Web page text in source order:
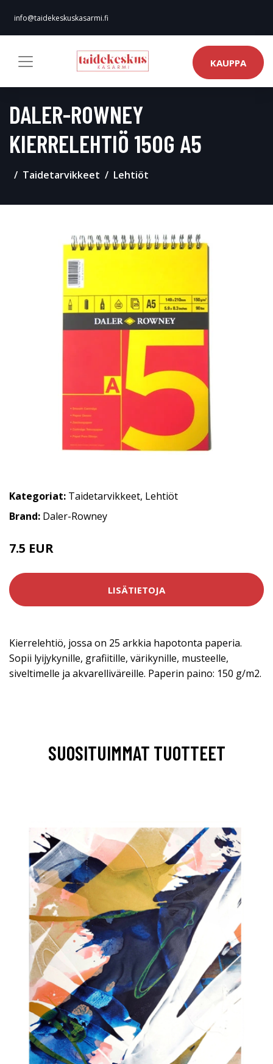
info@taidekeskuskasarmi.fi
KAUPPA
DALER-ROWNEY
KIERRELEHTIÖ 150G A5
Taidetarvikkeet Lehtiöt
Kategoriat: Taidetarvikkeet, Lehtiöt
Brand: Daler-Rowney
7.5 EUR
LISÄTIETOJA
Kierrelehtiö, jossa on 25 arkkia hapotonta paperia.
Sopii lyijykynille, grafiitille, värikynille, musteelle,
siveltimelle ja akvarelliväreille. Paperin paino: 150 g/m2.
SUOSITUIMMAT TUOTTEET